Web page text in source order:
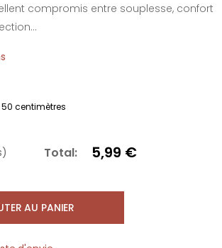
compromis entre souplesse, confort
centimètres
Total: 5,99 €
AU PANIER